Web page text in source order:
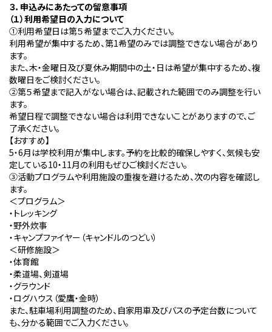
３．申込みにあたっての留意事項
（１）利用希望日の入力について
①利用希望日は第５希望までご入力ください。
利用希望が集中するため、第1希望のみでは調整できない場合があり
ます。
また、木・金曜日及び夏休み期間中の土・日は希望が集中するため、複
数曜日をご検討ください。
②第５希望まで記入がない場合は、記載された範囲でのみ調整を行い
ます。
希望日程で調整できない場合は利用できないことがありますので、ご
了承ください。
【おすすめ】
5・6月は学校利用が集中します。予約を比較的確保しやすく、気候も安
定している10・11月の利用もぜひご検討ください。
③活動プログラムや利用施設の重複を避けるため、次の内容を確認し
ます。
＜プログラム＞
・トレッキング
・野外炊事
・キャンプファイヤー（キャンドルのつどい）
＜研修施設＞
・体育館
・柔道場、剣道場
・グラウンド
・ログハウス（愛鷹・金時）
また、駐車場利用調整のため、自家用車及びバスの予定台数について
も、分かる範囲でご入力ください。